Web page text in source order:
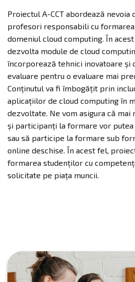
Proiectul A-CCT abordează nevoia
profesori responsabili cu
domeniul cloud computing. În
dezvolta module de cloud
încorporează tehnici inovatoare și
evaluare pentru o evaluare mai
Conținutul va fi îmbogățit prin
aplicațiilor de cloud computing în
dezvoltate. Ne vom asigura că
și participanți la formare vor putea
sau să participe la formare sub
online deschise. În acest fel,
formarea studenților cu
solicitate pe piața muncii.